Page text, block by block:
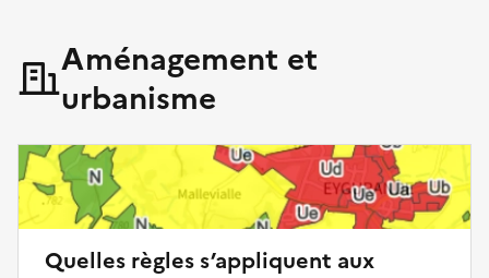
Aménagement et
urbanisme
Quelles règles s’appliquent aux